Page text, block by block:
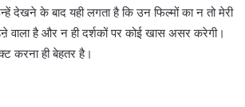
देखने के बाद यही लगता है कि उन फिल्मों का न तो मेरी
वाला है और न ही दर्शकों पर कोई खास असर करेगी।
करना ही बेहतर है।